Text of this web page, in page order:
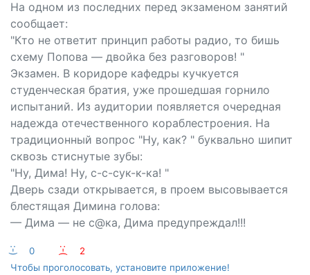
На одном из последних перед экзаменом занятий
сообщает:
"Кто не ответит принцип работы радио, то бишь
схему Попова — двойка без разговоров! "
Экзамен. В коридоре кафедры кучкуется
студенческая братия, уже прошедшая горнило
испытаний. Из аудитории появляется очередная
надежда отечественного кораблестроения. На
традиционный вопрос "Ну, как? " буквально шипит
сквозь стиснутые зубы:
"Ну, Дима! Ну, с-с-сук-к-ка! "
Дверь сзади открывается, в проем высовывается
блестящая Димина голова:
— Дима — не с@ка, Дима предупреждал!!!
:-) 0 :-(
2
Чтобы проголосовать, установите приложение!